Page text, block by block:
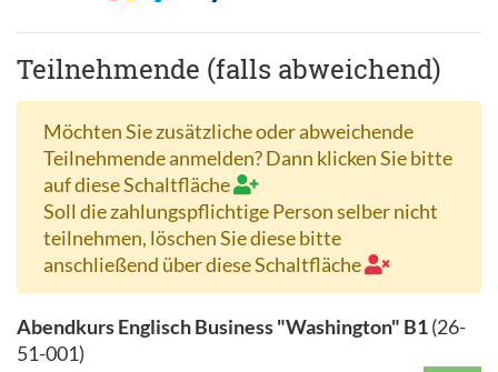
Teilnehmende (falls abweichend)
Möchten Sie zusätzliche oder abweichende
Teilnehmende anmelden? Dann klicken Sie bitte
auf diese Schaltfläche
Soll die zahlungspflichtige Person selber nicht
teilnehmen, löschen Sie diese bitte
anschließend über diese Schaltfläche
Abendkurs Englisch Business "Washington" B1(26-
51-001)